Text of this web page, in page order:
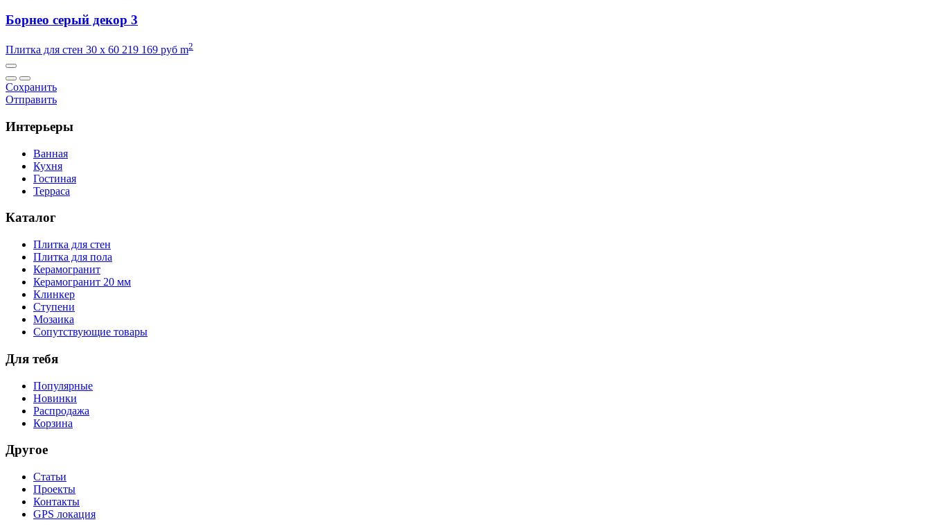
Борнео серый декор 3
Плитка для стен 30 х 60 219 169 руб m2
Сохранить
Отправить
Интерьеры
Ванная
Кухня
Гостиная
Терраса
Каталог
Плитка для стен
Плитка для пола
Керамогранит
Керамогранит 20 мм
Клинкер
Ступени
Мозаика
Сопутствующие товары
Для тебя
Популярные
Новинки
Распродажа
Корзина
Другое
Статьи
Проекты
Контакты
GPS локация